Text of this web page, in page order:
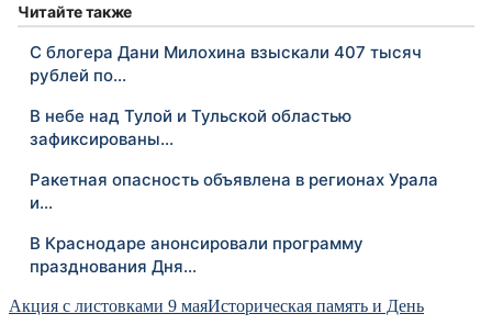
Читайте также
С блогера Дани Милохина взыскали 407 тысяч
рублей по…
В небе над Тулой и Тульской областью
зафиксированы…
Ракетная опасность объявлена в регионах Урала
и…
В Краснодаре анонсировали программу
празднования Дня…
Акция с листовками 9 маяИсторическая память и День